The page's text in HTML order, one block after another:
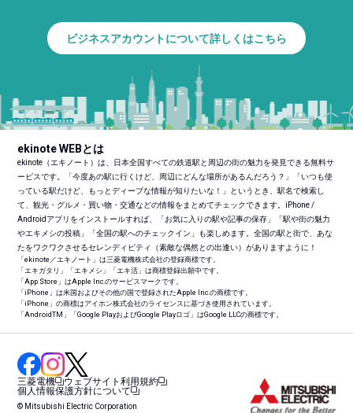
ビジネスアカウントについて詳しくはこちら
ekinote WEBとは
ekinote（エキノート）は、日本全国すべての鉄道駅と周辺の街の魅力を発見できる無料サ
ービスです。「今度あの駅に行くけど、周辺にどんな場所があるんだろう？」「いつも使
っている駅だけど、もっとディープな情報が知りたいな！」というとき、駅名で検索し
て、観光・グルメ・買い物・交通などの情報をまとめてチェックできます。iPhone /
Androidアプリをインストールすれば、「お気に入りの駅や記事の保存」「駅や街の魅力
やエキメシの投稿」「全国の駅へのチェックイン」も楽しめます。全国の駅と街で、あな
たをワクワクさせるセレンディピティ（素敵な偶然との出逢い）がありますように！
「ekinote／エキノート」は三菱電機株式会社の登録商標です。
「エキガタリ」「エキメシ」「エキ活」は商標登録出願中です。
「App Store」はApple Inc.のサービスマークです。
「iPhone」は米国およびその他の国で登録されたApple Inc.の商標です。
「iPhone」の商標はアイホン株式会社のライセンスに基づき使用されています。
「AndroidTM 」「Google PlayおよびGoogle Playロゴ」はGoogle LLCの商標です。
三菱電機
ウェブサイト利用規約
個人情報保護方針について
© Mitsubishi Electric Corporation